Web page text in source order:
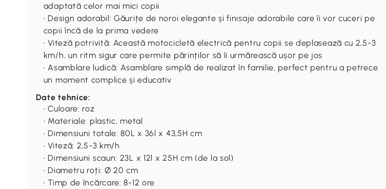
adaptată celor mai mici copii
• Design adorabil: Găurițe de noroi elegante și finisaje adorabile care îi vor cuceri pe
copii încă de la prima vedere
• Viteză potrivită: Această motocicletă electrică pentru copii se deplasează cu 2,5-3
km/h, un ritm sigur care permite părinților să îi urmărească ușor pe jos
• Asamblare ludică: Asamblare simplă de realizat în familie, perfect pentru a petrece
un moment complice și educativ
Date tehnice:
• Culoare: roz
• Materiale: plastic, metal
• Dimensiuni totale: 80L x 36l x 43,5H cm
• Viteză: 2,5-3 km/h
• Dimensiuni scaun: 23L x 12l x 25H cm (de la sol)
• Diametru roți: Ø 20 cm
• Timp de încărcare: 8-12 ore